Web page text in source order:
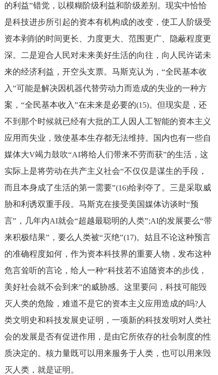
的利益”错觉，以模糊阶级利益和阶级差别。现实中恰恰
是科技进步所引起的资本有机构成的改变，使工人阶级受
资本剥削的时间更长、力度更大、范围更广、隐蔽程度更
深。二是迎合人民对未来美好生活的向往，向人民许诺未
来的经济利益，开空头支票。马斯克认为，“全民基本收
入”可能是解决因机器代替劳动力而造成的失业的一种方
案，“全民基本收入”在未来是必要的(15)。但现实是，还
不到那个时候就已经有大批的工人因人工智能的资本主义
应用而失业，致使基本生存都无法维持。国内也有一些自
媒体大V竭力鼓吹“AI将给人们带来不劳而获”的生活，这
实际上是将劳动在共产主义社会“不仅仅是谋生的手段，
而且本身成了生活的第一需要”(16)给剥夺了。三是采取威
胁和利诱双重手段。马斯克在接受美国媒体访谈时“预
言”，几年内AI就会“超越最聪明的人类”;AI的发展要么“带
来积极结果”，要么人类被“灭绝”(17)。姑且不论这种预言
的准确程度如何，作为资本科技界的重要人物，发布这种
危言耸听的言论，给人一种“科技若不追随资本的步伐，
美好社会就不会到来”的威胁感。这里要问，科技可能毁
灭人类的危险，难道不是它的资本主义应用造成的吗?人
类文明史和科技发展史证明，一项新的科技发明对人类社
会的发展是否有促进作用，是由它所依存的社会制度的性
质决定的。核力量既可以用来服务于人类，也可以用来毁
灭人类，就是证明。